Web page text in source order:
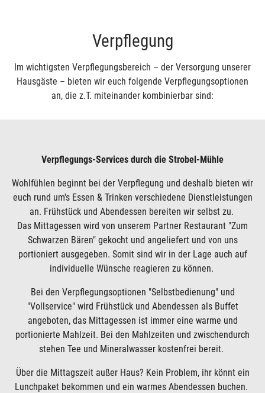
Verpflegung
Im wichtigsten Verpflegungsbereich – der Versorgung unserer
Hausgäste – bieten wir euch folgende Verpflegungsoptionen
an, die z.T. miteinander kombinierbar sind:
Verpflegungs-Services durch die Strobel-Mühle
Wohlfühlen beginnt bei der Verpflegung und deshalb bieten wir
euch rund um's Essen & Trinken verschiedene Dienstleistungen
an. Frühstück und Abendessen bereiten wir selbst zu.
Das Mittagessen wird von unserem Partner Restaurant "Zum
Schwarzen Bären" gekocht und angeliefert und von uns
portioniert ausgegeben. Somit sind wir in der Lage auch auf
individuelle Wünsche reagieren zu können.
Bei den Verpflegungsoptionen "Selbstbedienung" und
"Vollservice" wird Frühstück und Abendessen als Buffet
angeboten, das Mittagessen ist immer eine warme und
portionierte Mahlzeit. Bei den Mahlzeiten und zwischendurch
stehen Tee und Mineralwasser kostenfrei bereit.
Über die Mittagszeit außer Haus? Kein Problem, ihr könnt ein
Lunchpaket bekommen und ein warmes Abendessen buchen.